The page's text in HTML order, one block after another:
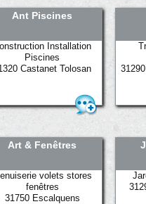
Ant Piscines
Installation
Piscines
Castanet Tolosan
Art & Fenêtres
volets stores
fenêtres
31750 Escalquens